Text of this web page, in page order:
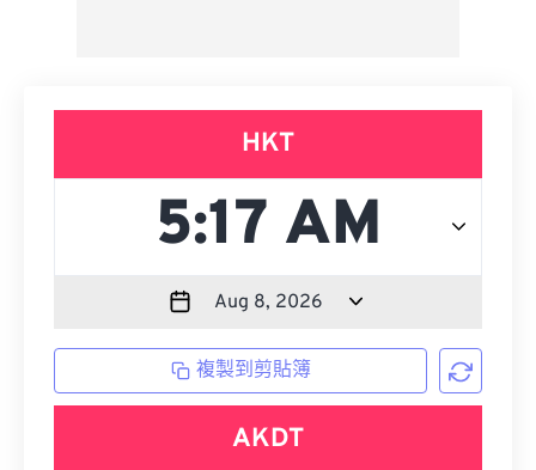
HKT
複製到剪貼簿
AKDT